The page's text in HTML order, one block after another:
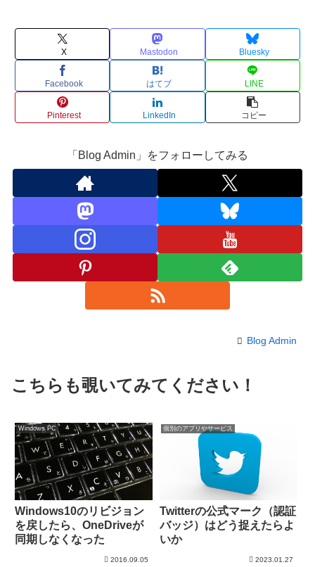
X Mastodon Bluesky
Facebook はてブ LINE
Pinterest LinkedIn コピー
「Blog Admin」をフォローしてみる
Blog Admin
こちらも覗いてみてください！
Windows PC
Windows10のリビジョン
を戻したら、OneDriveが
同期しなくなった
2016.09.05
個別のアプリやサービス
Twitterの公式マーク（認証
バッジ）はどう捉えたらよ
いか
2023.01.27